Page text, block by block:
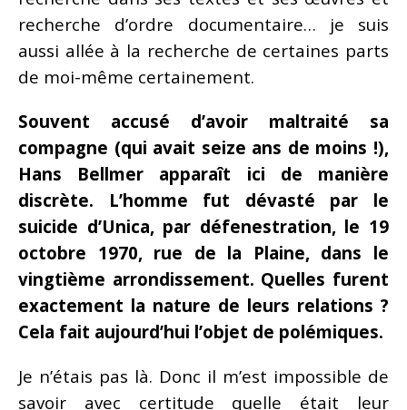
recherche d’ordre documentaire… je suis
aussi allée à la recherche de certaines parts
de moi-même certainement.
Souvent accusé d’avoir maltraité sa
compagne (qui avait seize ans de moins !),
Hans Bellmer apparaît ici de manière
discrète. L’homme fut dévasté par le
suicide d’Unica, par défenestration, le 19
octobre 1970, rue de la Plaine, dans le
vingtième arrondissement. Quelles furent
exactement la nature de leurs relations ?
Cela fait aujourd’hui l’objet de polémiques.
Je n’étais pas là. Donc il m’est impossible de
savoir avec certitude quelle était leur